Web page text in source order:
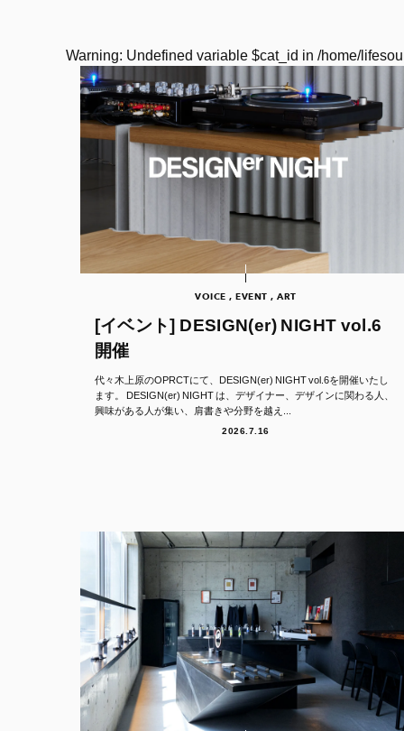
Warning: Undefined variable $cat_id in /home/
VOICE , EVENT , ART
[イベント] DESIGN(er) NIGHT vol.6
開催
代々木上原のOPRCTにて、DESIGN(er) NIGHT vol.6を開催いたし
ます。 DESIGN(er) NIGHT は、デザイナー、デザインに関わる人、
興味がある人が集い、肩書きや分野を越え...
2026.7.16